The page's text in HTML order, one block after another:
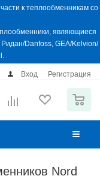
к теплообменникам со
являющиеся
Danfoss, GEA/Kelvion/
Вход Регистрация
Nord